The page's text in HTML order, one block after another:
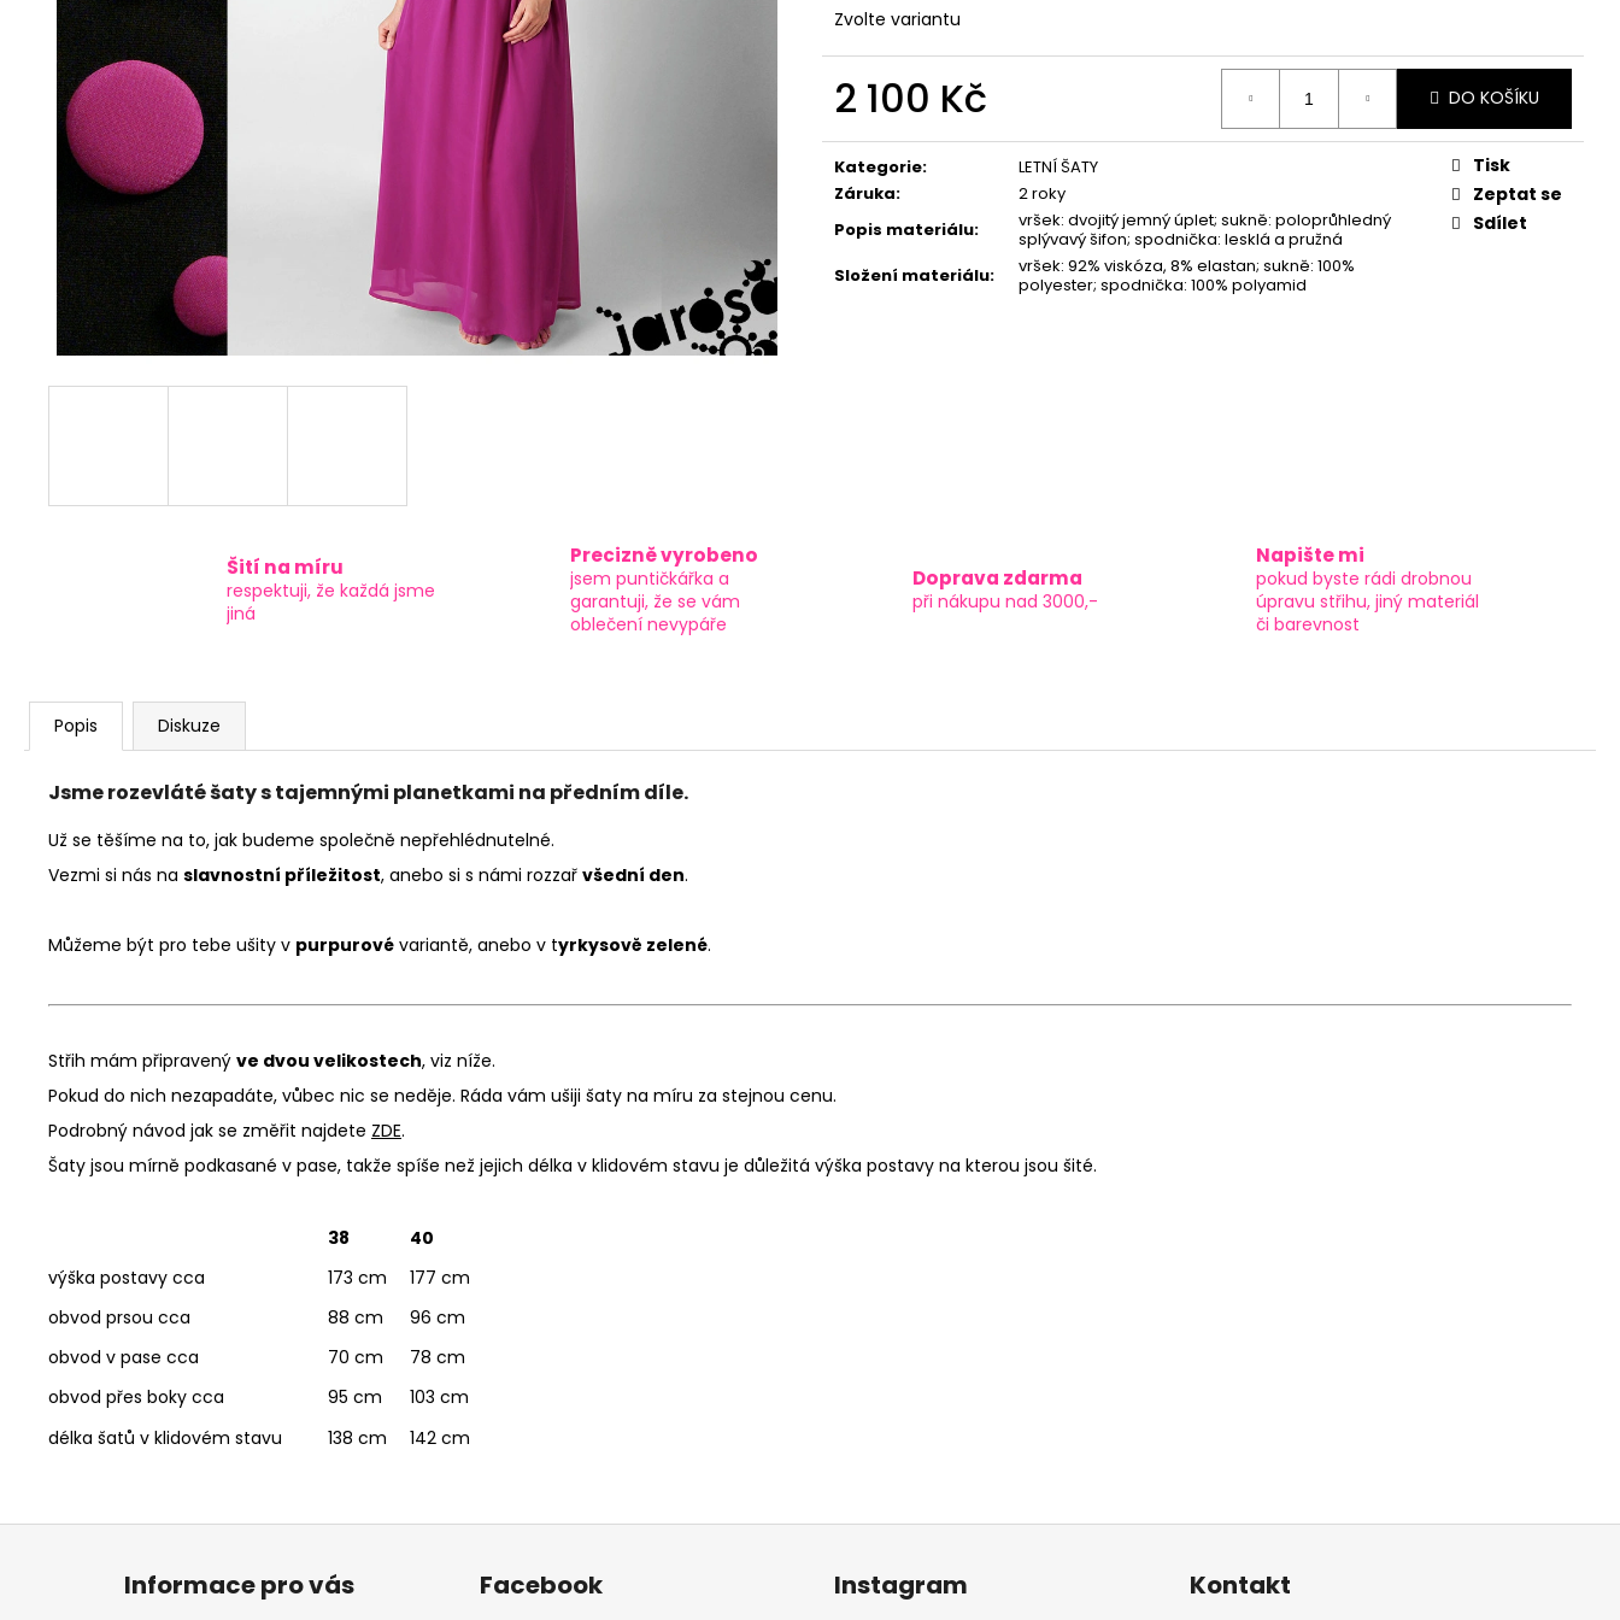
Zvolte variantu
2 100 Kč
cena:
DO KOŠÍKU
Kategorie:
LETNÍ ŠATY
Záruka:
2 roky
Popis materiálu:
vršek: dvojitý jemný úplet; sukně: poloprůhledný
splývavý šifon; spodnička: lesklá a pružná
Složení materiálu:
vršek: 92% viskóza, 8% elastan; sukně: 100%
polyester; spodnička: 100% polyamid
Tisk
Zeptat se
Sdílet
Šití na míru
respektuji, že každá jsme
jiná
Precizně vyrobeno
jsem puntičkářka a
garantuji, že se vám
oblečení nevypáře
Doprava zdarma
při nákupu nad 3000,-
Napište mi
pokud byste rádi drobnou
úpravu střihu, jiný materiál
či barevnost
Popis Diskuze
Jsme rozevláté šaty s tajemnými planetkami na předním díle.
Už se těšíme na to, jak budeme společně nepřehlédnutelné.
Vezmi si nás na slavnostní příležitost, anebo si s námi rozzař všední den.
Můžeme být pro tebe ušity v purpurové variantě, anebo v tyrkysově zelené.
Střih mám připravený ve dvou velikostech, viz níže.
Pokud do nich nezapadáte, vůbec nic se neděje. Ráda vám ušiji šaty na míru za stejnou cenu.
Podrobný návod jak se změřit najdete ZDE.
Šaty jsou mírně podkasané v pase, takže spíše než jejich délka v klidovém stavu je důležitá výška postavy na kterou jsou šité.
38
40
výška postavy cca
173 cm
177 cm
obvod prsou cca
88 cm
96 cm
obvod v pase cca
70 cm
78 cm
obvod přes boky cca
95 cm
103 cm
délka šatů v klidovém stavu
138 cm 142 cm
Z
Informace pro vás Facebook Instagram Kontakt